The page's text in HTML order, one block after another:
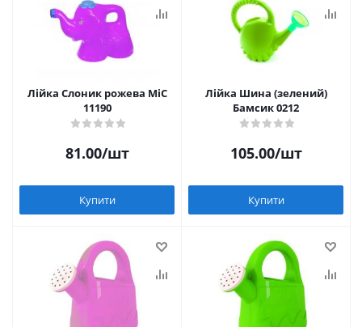
Лійка Слоник рожева MiC
11190
81.00/шт
Купити
Лійка Шина (зелений)
Бамсик 0212
105.00/шт
Купити